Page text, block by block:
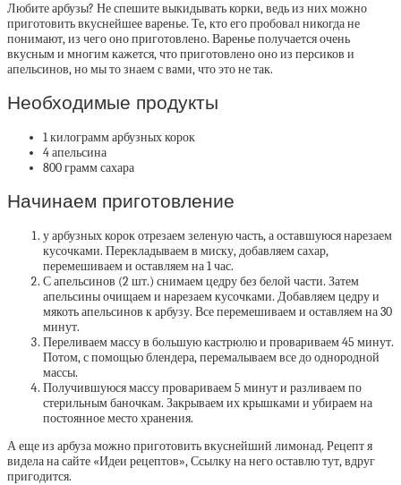
Любите арбузы? Не спешите выкидывать корки, ведь из них можно
приготовить вкуснейшее варенье. Те, кто его пробовал никогда не
понимают, из чего оно приготовлено. Варенье получается очень
вкусным и многим кажется, что приготовлено оно из персиков и
апельсинов, но мы то знаем с вами, что это не так.
Необходимые продукты
1 килограмм арбузных корок
4 апельсина
800 грамм сахара
Начинаем приготовление
у арбузных корок отрезаем зеленую часть, а оставшуюся нарезаем
кусочками. Перекладываем в миску, добавляем сахар,
перемешиваем и оставляем на 1 час.
С апельсинов (2 шт.) снимаем цедру без белой части. Затем
апельсины очищаем и нарезаем кусочками. Добавляем цедру и
мякоть апельсинов к арбузу. Все перемешиваем и оставляем на 30
минут.
Переливаем массу в большую кастрюлю и провариваем 45 минут.
Потом, с помощью блендера, перемалываем все до однородной
массы.
Получившуюся массу провариваем 5 минут и разливаем по
стерильным баночкам. Закрываем их крышками и убираем на
постоянное место хранения.
А еще из арбуза можно приготовить вкуснейший лимонад. Рецепт я
видела на сайте «Идеи рецептов», Ссылку на него оставлю тут, вдруг
пригодится.